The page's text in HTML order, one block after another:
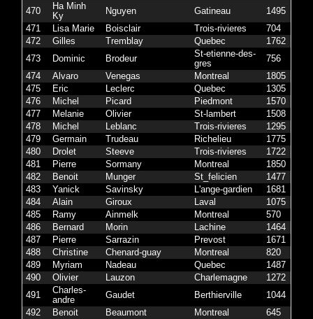
470
Ha Minh
Ky
Nguyen Gatineau 1495
471
Lisa Marie Boisclair Trois-rivieres 704
472
Gilles Tremblay Quebec 1762
473
Dominic Brodeur
St-etienne-des-
gres
756
474
Alvaro Venegas Montreal 1805
475
Eric Leclerc Quebec 1305
476
Michel Picard Piedmont 1570
477
Melanie Olivier St-lambert 1508
478
Michel Leblanc Trois-rivieres 1295
479
Germain Trudeau Richelieu 1775
480
Drolet Steeve Trois-rivieres 1722
481
Pierre Sormany Montreal 1850
482
Benoit Munger St_felicien 1477
483
Yanick Savinsky L'ange-gardien 1681
484
Alain Giroux Laval 1075
485
Ramy Ainmelk Montreal 570
486
Bernard Morin Lachine 1464
487
Pierre Sarrazin Prevost 1671
488
Christine Chenard-guay Montreal 820
489
Myriam Nadeau Quebec 1487
490
Olivier Lauzon Charlemagne 1272
491
Charles-
andre
Gaudet Berthierville 1044
492
Benoit Beaumont Montreal 645